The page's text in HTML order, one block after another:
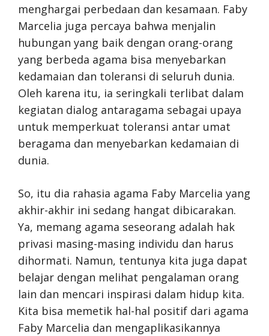
menghargai perbedaan dan kesamaan. Faby
Marcelia juga percaya bahwa menjalin
hubungan yang baik dengan orang-orang
yang berbeda agama bisa menyebarkan
kedamaian dan toleransi di seluruh dunia.
Oleh karena itu, ia seringkali terlibat dalam
kegiatan dialog antaragama sebagai upaya
untuk memperkuat toleransi antar umat
beragama dan menyebarkan kedamaian di
dunia.
So, itu dia rahasia agama Faby Marcelia yang
akhir-akhir ini sedang hangat dibicarakan.
Ya, memang agama seseorang adalah hak
privasi masing-masing individu dan harus
dihormati. Namun, tentunya kita juga dapat
belajar dengan melihat pengalaman orang
lain dan mencari inspirasi dalam hidup kita.
Kita bisa memetik hal-hal positif dari agama
Faby Marcelia dan mengaplikasikannya